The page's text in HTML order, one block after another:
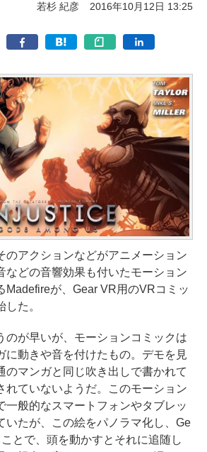
若杉 紀彦 2016年10月12日 13:25
アクションなどがアニメーション
などの音響効果も付いたモーション
Madefireが、Gear VR用のVRコミッ
た。
が早いが、モーションコミックは
に動きや音を付けたもの。デモを見
のマンガと同じ吹き出しで書かれて
れていないようだ。このモーション
一般的なスマートフォンやタブレッ
いたが、この絵をパノラマ化し、Ge
とで、頭を動かすとそれに追随し